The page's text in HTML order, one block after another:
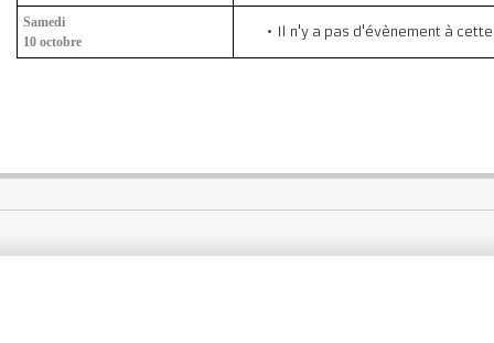
Samedi
10 octobre
Il n'y a pas d'évènement à